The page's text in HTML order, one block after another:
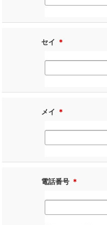
セイ ＊
メイ ＊
電話番号 ＊